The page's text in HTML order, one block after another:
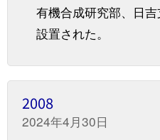
有機合成研究部、日
設置された。
2008
2024年4月30日